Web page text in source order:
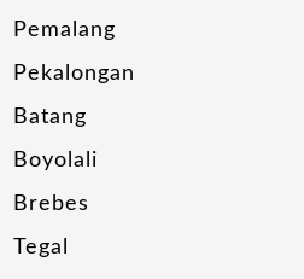
Pemalang
Pekalongan
Batang
Boyolali
Brebes
Tegal